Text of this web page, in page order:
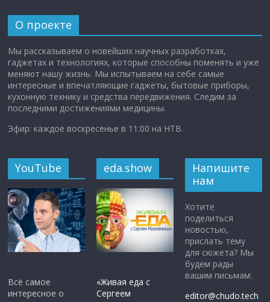
О проекте
Мы рассказываем о новейших научных разработках,
гаджетах и технологиях, которые способны поменять и уже
меняют нашу жизнь. Мы испытываем на себе самые
интересные и впечатляющие гаджеты, бытовые приборы,
кухонную технику и средства передвижения. Следим за
последними достижениями медицины.
Эфир: каждое воскресенье в 11:00 на НТВ.
YouTube
Всё самое
интересное о
eda.show
«Живая еда с
Сергеем
Напишите
нам
Хотите
поделиться
новостью,
прислать тему
для сюжета? Мы
будем рады
вашим письмам:
editor@chudo.tech